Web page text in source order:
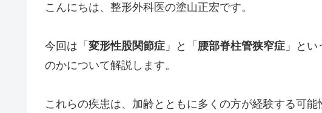
こんにちは、整形外科医の塗山正宏です。
今回は「 変形性股関節症 」と「 腰部脊柱管狭窄症 」と
のかについて解説します。
これらの疾患は、加齢とともに多くの方が経験する可